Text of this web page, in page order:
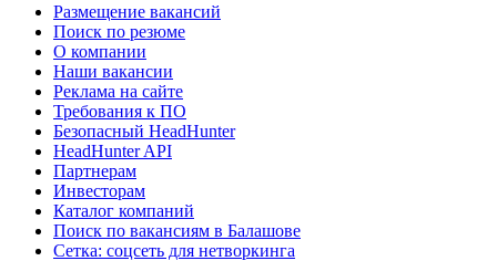
Размещение вакансий
Поиск по резюме
О компании
Наши вакансии
Реклама на сайте
Требования к ПО
Безопасный HeadHunter
HeadHunter API
Партнерам
Инвесторам
Каталог компаний
Поиск по вакансиям в Балашове
Сетка: соцсеть для нетворкинга